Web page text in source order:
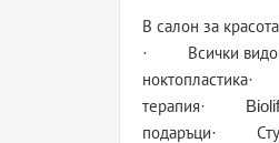
В салон за
· Всички
терапия·
подаръци·